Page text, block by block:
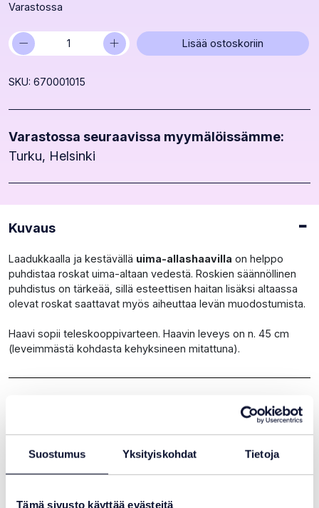
Suostumus Yksityiskohdat Tietoja
Tämä sivusto käyttää evästeitä
Varastossa
Allashaavi
Blue,
määrä
+
− Lisää ostoskoriin
SKU: 670001015
Varastossa seuraavissa myymälöissämme:
Turku, Helsinki
Kuvaus
Laadukkaalla ja kestävällä uima-allashaavilla on helppo
puhdistaa roskat uima-altaan vedestä. Roskien säännöllinen
puhdistus on tärkeää, sillä esteettisen haitan lisäksi altaassa
olevat roskat saattavat myös aiheuttaa levän muodostumista.
Haavi sopii teleskooppivarteen. Haavin leveys on n. 45 cm
(leveimmästä kohdasta kehyksineen mitattuna).
Voisit olla myös
kiinnostunut